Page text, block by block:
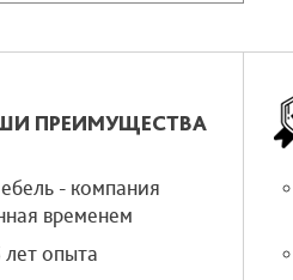
ПРЕИМУЩЕСТВА
- компания
временем
лет опыта